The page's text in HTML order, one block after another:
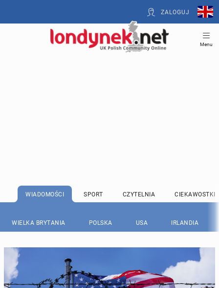
ZALOGUJ
Menu
WIADOMOŚCI SPORT CZYTELNIA CIEKAWOSTKI
WIELKA BRYTANIA POLSKA USA IRLANDIA